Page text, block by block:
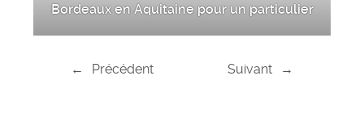
Bordeaux en Aquitaine pour un particulier
← Précédent Suivant →